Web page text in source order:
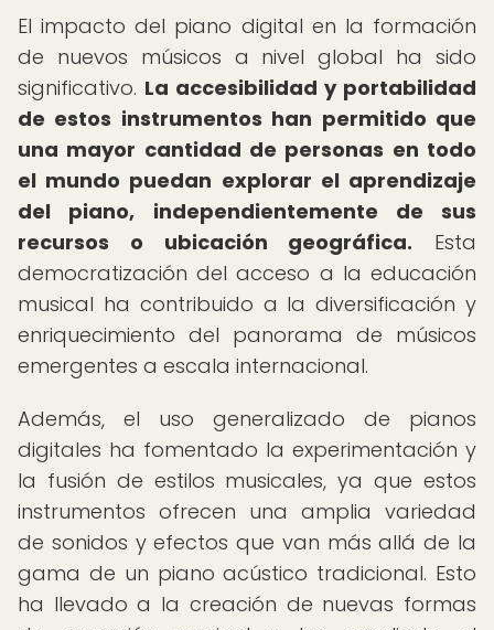
El impacto del piano digital en la formación
de nuevos músicos a nivel global ha sido
significativo. La accesibilidad y portabilidad
de estos instrumentos han permitido que
una mayor cantidad de personas en todo
el mundo puedan explorar el aprendizaje
del piano, independientemente de sus
recursos o ubicación geográfica. Esta
democratización del acceso a la educación
musical ha contribuido a la diversificación y
enriquecimiento del panorama de músicos
emergentes a escala internacional.
Además, el uso generalizado de pianos
digitales ha fomentado la experimentación y
la fusión de estilos musicales, ya que estos
instrumentos ofrecen una amplia variedad
de sonidos y efectos que van más allá de la
gama de un piano acústico tradicional. Esto
ha llevado a la creación de nuevas formas